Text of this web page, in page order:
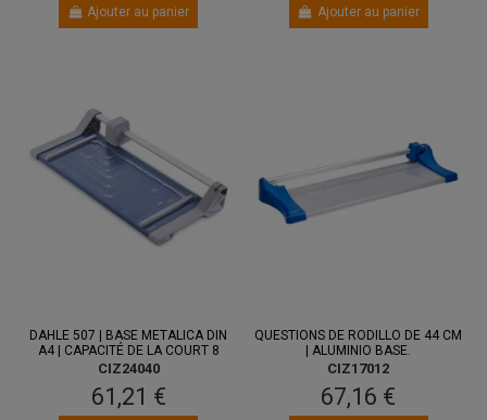
Ajouter au panier Ajouter au panier
DAHLE 507 | BASE METALICA DIN
A4 | CAPACITÉ DE LA COURT 8
CIZ24040
61,21 €
QUESTIONS DE RODILLO DE 44 CM
| ALUMINIO BASE.
CIZ17012
67,16 €